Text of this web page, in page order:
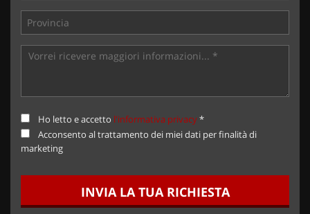
Ho letto e accetto l'informativa privacy*
Acconsento al trattamento dei miei dati per finalità di
marketing
INVIA LA TUA RICHIESTA